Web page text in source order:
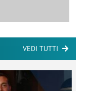
VEDI TUTTI